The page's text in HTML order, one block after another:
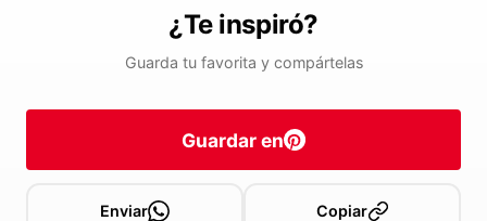
¿Te inspiró?
Guarda tu favorita y compártelas
Guardar en
Enviar Copiar